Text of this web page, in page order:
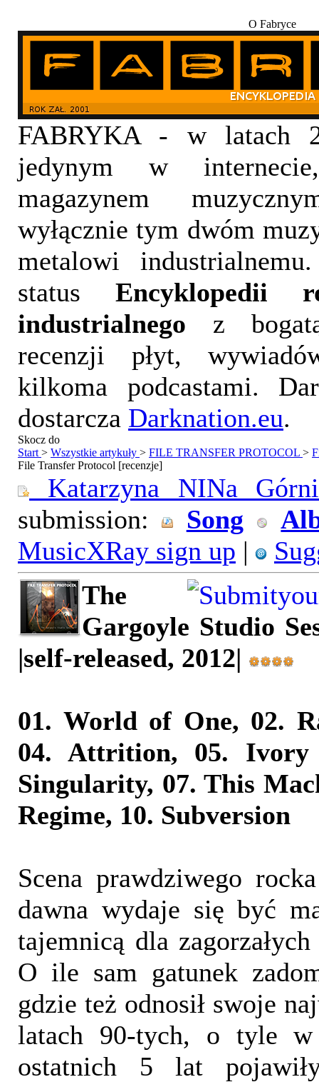
O Fabryce
FABRYKA - w latach
jedynym w
magazynem
wyłącznie tym dwóm
metalowi
status Encyklopedii
industrialnego z
recenzji płyt,
kilkoma podcastami.
dostarcza Darknation.eu.
Skocz do
Start > Wszystkie artykuły > FILE TRANSFER PROTOCOL >
File Transfer Protocol [recenzje]
Katarzyna NINa
submission:
Song
MusicXRay sign up |
The
Gargoyle Studio
|self-released, 2012|
01. World of One, 02.
04. Attrition, 05. Ivory
Singularity, 07. This
Regime, 10. Subversion
Scena prawdziwego
dawna wydaje się być
tajemnicą dla
O ile sam gatunek
gdzie też odnosił swoje
latach 90-tych, o tyle
ostatnich 5 lat